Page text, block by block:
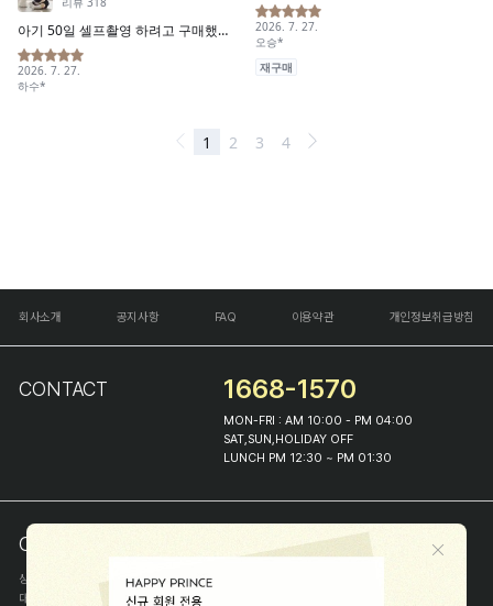
회사소개 공지사항 FAQ 이용약관 개인정보취급방침
CONTACT 1668-1570
MON-FRI : AM 10:00 - PM 04:00
SAT,SUN,HOLIDAY OFF
LUNCH PM 12:30 ~ PM 01:30
COMPANY INFO
상호
(주)해피프린스
대표
이화진